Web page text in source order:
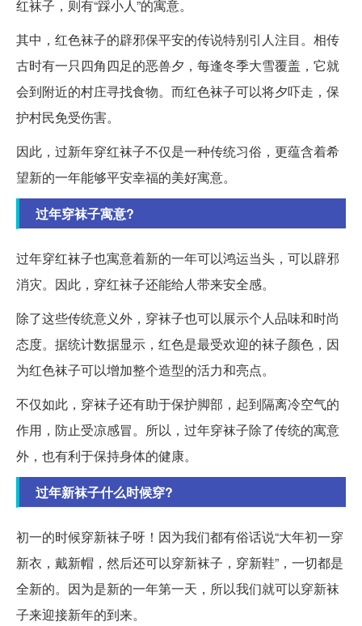
红袜子，则有“踩小人”的寓意。
其中，红色袜子的辟邪保平安的传说特别引人注目。相传
古时有一只四角四足的恶兽夕，每逢冬季大雪覆盖，它就
会到附近的村庄寻找食物。而红色袜子可以将夕吓走，保
护村民免受伤害。
因此，过新年穿红袜子不仅是一种传统习俗，更蕴含着希
望新的一年能够平安幸福的美好寓意。
过年穿袜子寓意?
过年穿红袜子也寓意着新的一年可以鸿运当头，可以辟邪
消灾。因此，穿红袜子还能给人带来安全感。
除了这些传统意义外，穿袜子也可以展示个人品味和时尚
态度。据统计数据显示，红色是最受欢迎的袜子颜色，因
为红色袜子可以增加整个造型的活力和亮点。
不仅如此，穿袜子还有助于保护脚部，起到隔离冷空气的
作用，防止受凉感冒。所以，过年穿袜子除了传统的寓意
外，也有利于保持身体的健康。
过年新袜子什么时候穿?
初一的时候穿新袜子呀！因为我们都有俗话说“大年初一穿
新衣，戴新帽，然后还可以穿新袜子，穿新鞋”，一切都是
全新的。因为是新的一年第一天，所以我们就可以穿新袜
子来迎接新年的到来。